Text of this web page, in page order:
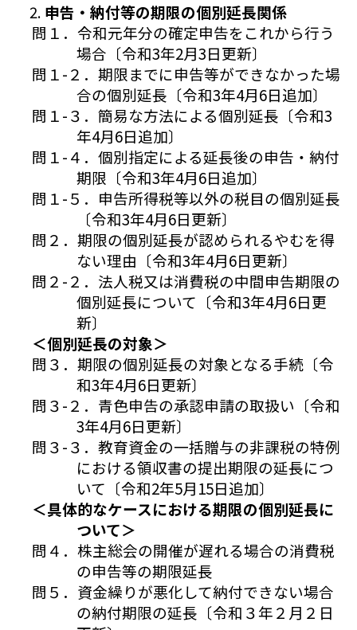
申告・納付等の期限の個別延長関係
問１．令和元年分の確定申告をこれから行う
場合〔令和3年2月3日更新〕
問１-２．期限までに申告等ができなかった場
合の個別延長〔令和3年4月6日追加〕
問１-３．簡易な方法による個別延長〔令和3
年4月6日追加〕
問１-４．個別指定による延長後の申告・納付
期限〔令和3年4月6日追加〕
問１-５．申告所得税等以外の税目の個別延長
〔令和3年4月6日更新〕
問２．期限の個別延長が認められるやむを得
ない理由〔令和3年4月6日更新〕
問２-２．法人税又は消費税の中間申告期限の
個別延長について〔令和3年4月6日更
新〕
＜個別延長の対象＞
問３．期限の個別延長の対象となる手続〔令
和3年4月6日更新〕
問３-２．青色申告の承認申請の取扱い〔令和
3年4月6日更新〕
問３-３．教育資金の一括贈与の非課税の特例
における領収書の提出期限の延長につ
いて〔令和2年5月15日追加〕
＜具体的なケースにおける期限の個別延長に
ついて＞
問４．株主総会の開催が遅れる場合の消費税
の申告等の期限延長
問５．資金繰りが悪化して納付できない場合
の納付期限の延長〔令和３年２月２日